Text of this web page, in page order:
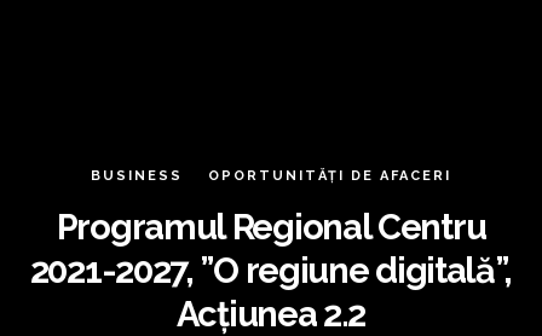
BUSINESS OPORTUNITĂȚI DE AFACERI
Programul Regional Centru
2021-2027, ”O regiune digitală”,
Acțiunea 2.2